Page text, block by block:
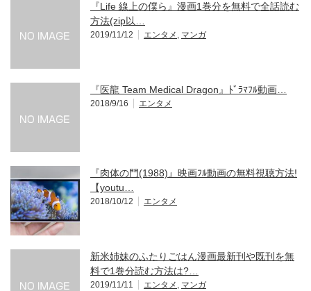
『Life 線上の僕ら』漫画1巻分を無料で全話読む
方法(zip以…
2019/11/12 エンタメ , マンガ
『医龍 Team Medical Dragon』ﾄﾞﾗﾏﾌﾙ動画…
2018/9/16 エンタメ
『肉体の門(1988)』映画ﾌﾙ動画の無料視聴方法!
【youtu…
2018/10/12 エンタメ
新米姉妹のふたりごはん漫画最新刊や既刊を無
料で1巻分読む方法は?…
2019/11/11 エンタメ , マンガ